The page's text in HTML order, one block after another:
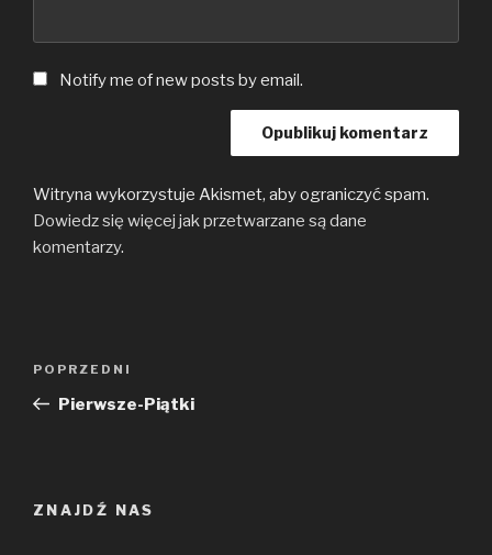
Notify me of new posts by email.
Witryna wykorzystuje Akismet, aby ograniczyć spam.
Dowiedz się więcej jak przetwarzane są dane
komentarzy.
Poprzedni
wpis
POPRZEDNI
Pierwsze-Piątki
ZNAJDŹ NAS